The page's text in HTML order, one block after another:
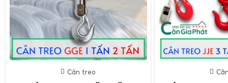
Cân treo